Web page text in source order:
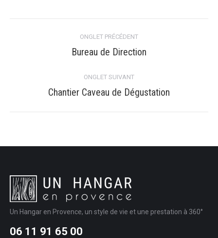
commentaire
ONGLET PRÉCÉDENT
Onglet
Bureau de Direction
ONGLET SUIVANT
Onglet
Chantier Caveau de Dégustation
Un Hangar en Provence, un style de vie et une prestation à 360°
06 11 91 65 00